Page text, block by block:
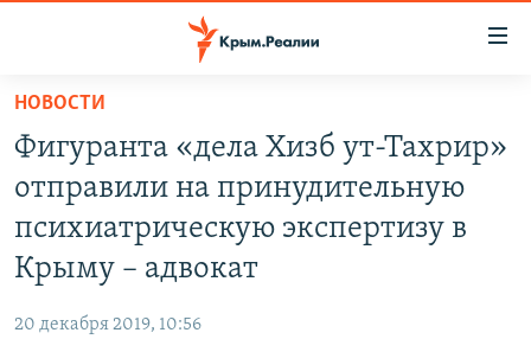
Вернуться
основному
содержанию
Вернутся
главной
Вернутся
СПЕЦПРОЕКТЫ
ВОДА
ИСТОРИЯ
ИНТЕРАКТИВ
РАДІО СВОБОДА
НОВОСТИ
Фигуранта «дела Хизб ут-Тахрир»
отправили на принудительную
психиатрическую экспертизу в
Крыму – адвокат
20 декабря 2019, 10:56